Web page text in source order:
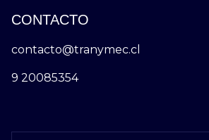
CONTACTO
contacto@tranymec.cl
9 20085354